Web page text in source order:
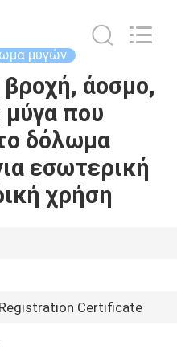
μυγών
άοσμο,
που
δόλωμα
εσωτερική
χρήση
Certificate